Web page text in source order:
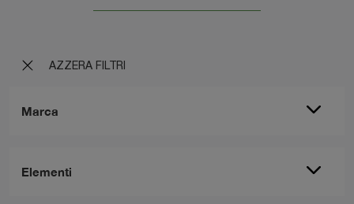
AZZERA FILTRI
Marca
Elementi